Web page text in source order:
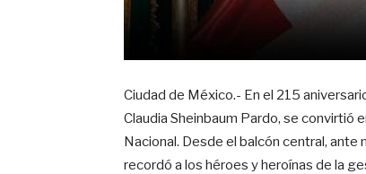
Ciudad de México.- En el 215
Claudia Sheinbaum Pardo, se convirtió
Nacional. Desde el balcón central,
recordó a los héroes y heroínas de la